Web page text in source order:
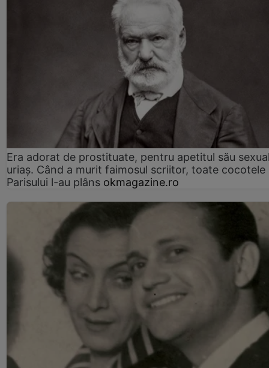
Era adorat de prostituate, pentru apetitul său
uriaș. Când a murit faimosul scriitor, toate cocotele
Parisului l-au plâns okmagazine.ro